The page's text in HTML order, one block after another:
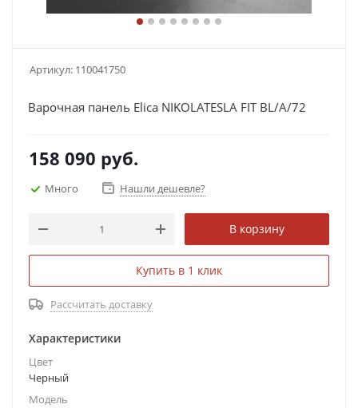
Артикул: 110041750
Варочная панель Elica NIKOLATESLA FIT BL/A/72
158 090 руб.
Много Нашли дешевле?
В корзину
Купить в 1 клик
Рассчитать доставку
Характеристики
Цвет
Черный
Модель